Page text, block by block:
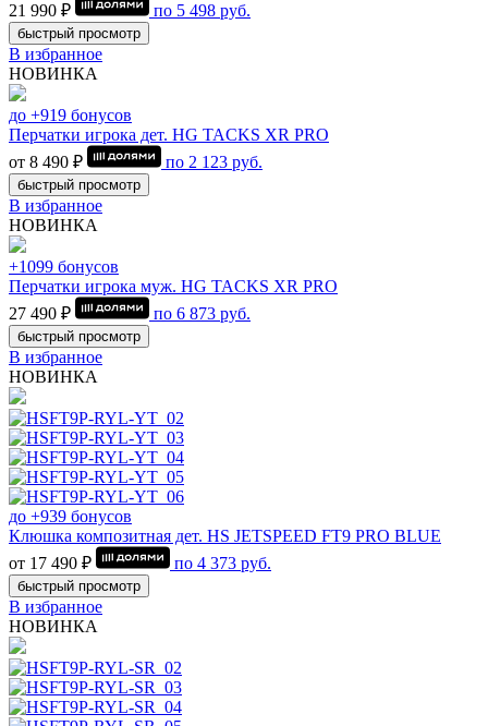
21 990 ₽
по 5 498 руб.
быстрый просмотр
В избранное
НОВИНКА
до +919 бонусов
Перчатки игрока дет. HG TACKS XR PRO
от 8 490 ₽
по 2 123 руб.
быстрый просмотр
В избранное
НОВИНКА
+1099 бонусов
Перчатки игрока муж. HG TACKS XR PRO
27 490 ₽
по 6 873 руб.
быстрый просмотр
В избранное
НОВИНКА
до +939 бонусов
Клюшка композитная дет. HS JETSPEED FT9 PRO BLUE
от 17 490 ₽
по 4 373 руб.
быстрый просмотр
В избранное
НОВИНКА